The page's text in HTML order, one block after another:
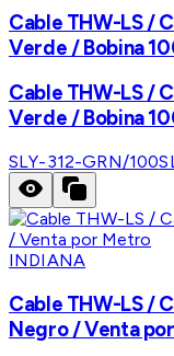
Cable THW-LS /
Verde / Bobina
Cable THW-LS /
Verde / Bobina
SLY-312-GRN/100
INDIANA
Cable THW-LS /
Negro / Venta